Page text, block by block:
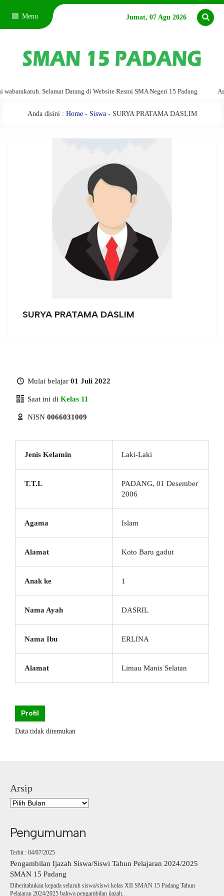
Menu Jumat, 07 Agu 2026
Selamat Datang di Website Resmi SMA Negeri 15 Padang
Anda disini : Home- Siswa- SURYA PRATAMA DASLIM
SURYA PRATAMA DASLIM
Mulai belajar 01 Juli 2022
Saat ini di Kelas 11
NISN 0066031009
Jenis Kelamin Laki-Laki
T.T.L
PADANG, 01 Desember
2006
Agama Islam
Alamat Koto Baru gadut
Anak ke 1
Nama Ayah DASRIL
Nama Ibu ERLINA
Alamat Limau Manis Selatan
Profil
Data tidak ditemukan
Arsip
Pengumuman
Terbit : 04/07/2025
Pengambilan Ijazah Siswa/Siswi Tahun Pelajaran 2024/2025
SMAN 15 Padang
Diberitahukan kepada seluruh siswa/siswi kelas XII SMAN 15 Padang Tahun
Pelajaran 2024/2025 bahwa pengambilan ijazah..